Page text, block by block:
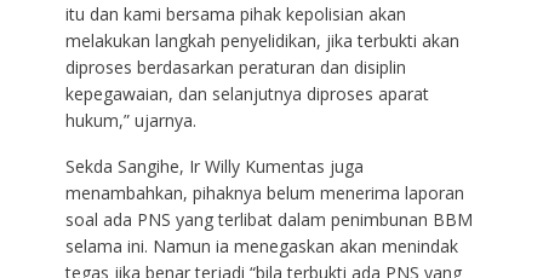
itu dan kami bersama pihak kepolisian akan
melakukan langkah penyelidikan, jika terbukti akan
diproses berdasarkan peraturan dan disiplin
kepegawaian, dan selanjutnya diproses aparat
hukum,” ujarnya.
Sekda Sangihe, Ir Willy Kumentas juga
menambahkan, pihaknya belum menerima laporan
soal ada PNS yang terlibat dalam penimbunan BBM
selama ini. Namun ia menegaskan akan menindak
tegas jika benar terjadi “bila terbukti ada PNS yang